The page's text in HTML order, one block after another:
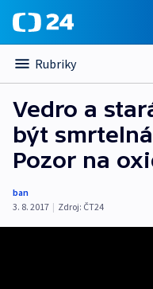
Rubriky
Vedro a
být
Pozor na
ban
3. 8. 2017 | Zdroj: ČT24